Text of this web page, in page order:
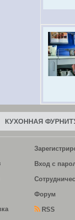
КУХОННАЯ
Вход с
Форум
RSS